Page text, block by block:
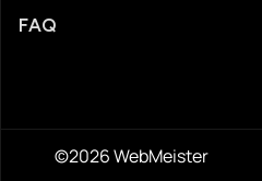
FAQ
©2026 WebMeister